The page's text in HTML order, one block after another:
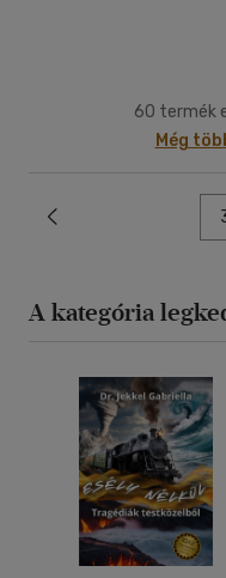
60 termék
Még
A kategória